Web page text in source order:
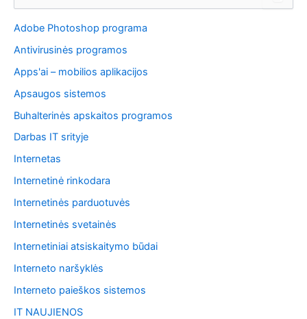
k
t
Adobe Photoshop programa
Antivirusinės programos
Apps'ai – mobilios aplikacijos
Apsaugos sistemos
Buhalterinės apskaitos programos
Darbas IT srityje
Internetas
Internetinė rinkodara
Internetinės parduotuvės
Internetinės svetainės
Internetiniai atsiskaitymo būdai
Interneto naršyklės
Interneto paieškos sistemos
IT NAUJIENOS